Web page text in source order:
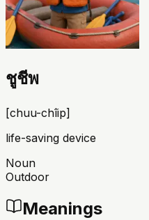
ชูชีพ
[chuu-chîip]
life-saving device
Noun
Outdoor
Meanings